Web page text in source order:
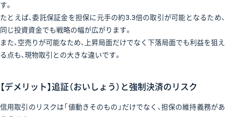
す。
たとえば、委託保証金を担保に元手の約3.3倍の取引が可能となるため、
同じ投資資金でも戦略の幅が広がります。
また、空売りが可能なため、上昇局面だけでなく下落局面でも利益を狙え
る点も、現物取引との大きな違いです。
【デメリット】追証（おいしょう）と強制決済のリスク
信用取引のリスクは「値動きそのもの」だけでなく、担保の維持義務があ